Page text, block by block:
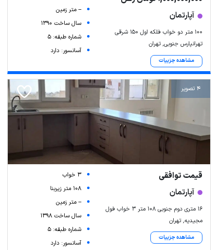
آپارتمان
۱۰۰ متر دو خواب فلکه اول ۱۵۰ شرقی
تهرانپارس جنوبی, تهران
مشاهده جزییات
-- متر زمین
سال ساخت 1390
شماره طبقه: 5
آسانسور: دارد
4 تصویر
قیمت توافقی
آپارتمان
۱۶ متری دوم جنوبی ۱۰۸ متر ۳ خواب فول
مجیدیه, تهران
مشاهده جزییات
3 خواب
108 متر زیربنا
-- متر زمین
سال ساخت 1398
شماره طبقه: 5
آسانسور: دارد